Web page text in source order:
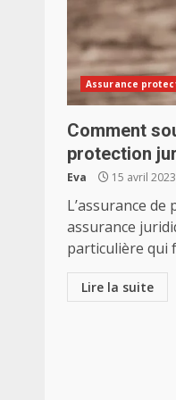
Assurance
Comment
protection
Eva 15 avril 2023
L’assurance
assurance
particulière qui
Lire la suite